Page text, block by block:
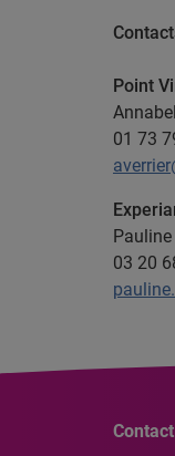
Point
01 73
03 20